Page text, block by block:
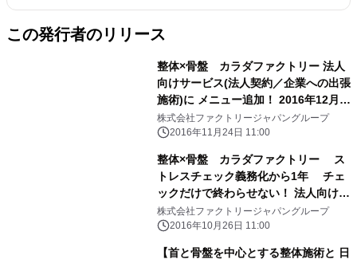
この発行者のリリース
整体×骨盤 カラダファクトリー 法人
向けサービス(法人契約／企業への出張
施術)に メニュー追加！ 2016年12月1
日よりYMCヨガチケット販売
株式会社ファクトリージャパングループ
2016年11月24日 11:00
整体×骨盤 カラダファクトリー ス
トレスチェック義務化から1年 チェ
ックだけで終わらせない！ 法人向けサ
ービス(法人契約／企業への出張施術)
2016年11月1日に提供正式スタート
株式会社ファクトリージャパングループ
2016年10月26日 11:00
【首と骨盤を中心とする整体施術と 日